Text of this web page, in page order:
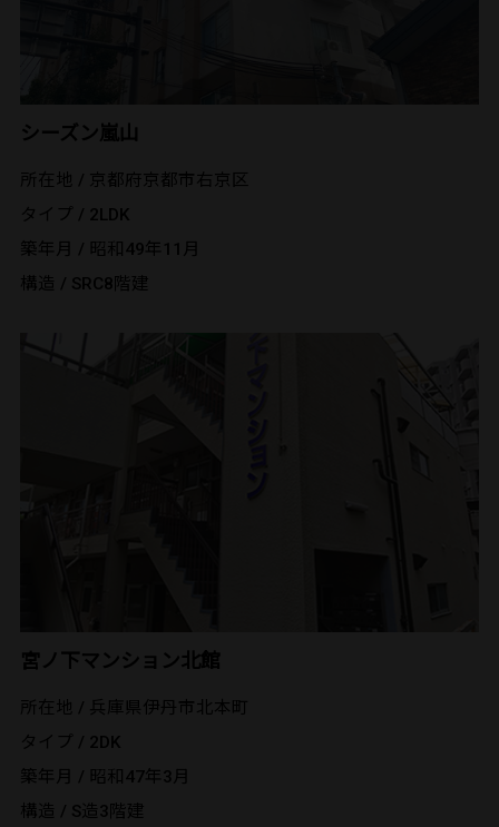
シーズン嵐山
所在地 / 京都府京都市右京区
タイプ / 2LDK
築年月 / 昭和49年11月
構造 / SRC8階建
宮ノ下マンション北館
所在地 / 兵庫県伊丹市北本町
タイプ / 2DK
築年月 / 昭和47年3月
構造 / S造3階建